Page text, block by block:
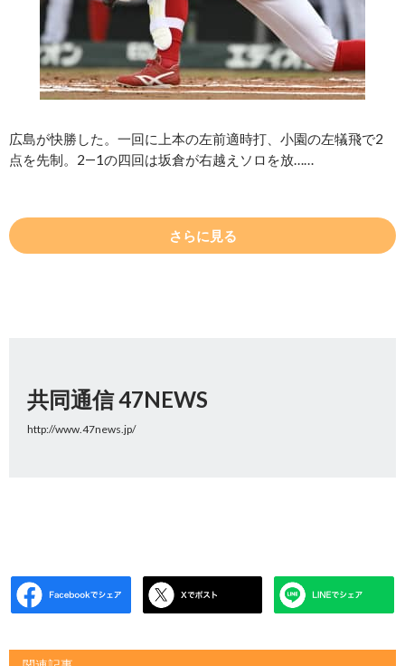
広島が快勝した。一回に上本の左前適時打、小園の左犠飛で2
点を先制。2―1の四回は坂倉が右越えソロを放……
さらに見る
共同通信 47NEWS
http://www.47news.jp/